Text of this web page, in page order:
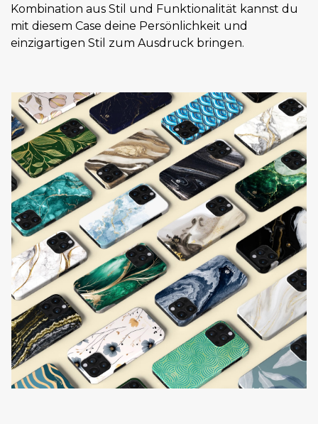
Kombination aus Stil und Funktionalität kannst du
mit diesem Case deine Persönlichkeit und
einzigartigen Stil zum Ausdruck bringen.